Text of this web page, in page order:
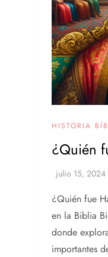
HISTORIA
¿Quién
¿Quién fue
en la Biblia
donde
importantes